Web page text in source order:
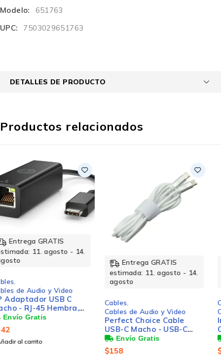
Modelo:
651763
UPC:
7503029651763
DETALLES DE PRODUCTO
Productos relacionados
agosto
Cables,
Cables de Audio y Video
Perfect Choice Cable
USB-C Macho - USB-C
Macho, 2 Metros
Entrega GRATIS
estimada: 11. agosto - 14.
agosto
Cables
Cables de Audio y Video
Intellinet Cable Patch
Cat6 UTP RJ-45 Macho -
RJ-45 Macho, 5 Metros,
Negro
$119